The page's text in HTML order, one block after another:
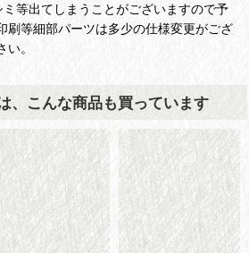
等出てしまうことがございますので予
刷等細部パーツは多少の仕様変更がござ
。
、こんな商品も買っています